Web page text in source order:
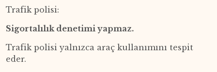
Trafik polisi:
Sigortalılık denetimi yapmaz.
Trafik polisi yalnızca araç kullanımını tespit
eder.